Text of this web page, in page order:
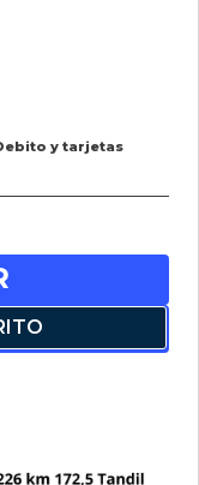
y tarjetas